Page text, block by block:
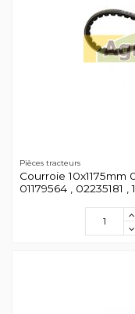
Pièces tracteurs
Courroie 10x1175mm
01179564 , 02235181 ,